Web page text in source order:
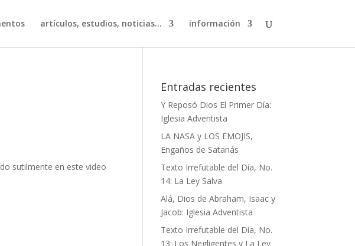
artículos, estudios, noticias… información
sutilmente en este video
Entradas recientes
Y Reposó Dios El Primer Día:
Iglesia Adventista
LA NASA y LOS EMOJIS,
Engaños de Satanás
Texto Irrefutable del Día, No.
14: La Ley Salva
Alá, Dios de Abraham, Isaac y
Jacob: Iglesia Adventista
Texto Irrefutable del Día, No.
13: Los Negligentes y La Ley